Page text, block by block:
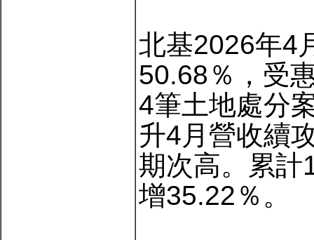
北基2026年4
50.68％，受
4筆土地處分
升4月營收續
期次高。累計
增35.22％。